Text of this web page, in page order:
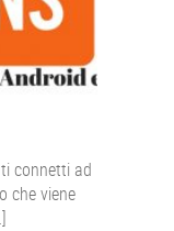
connetti ad
che viene